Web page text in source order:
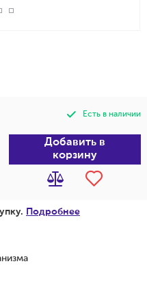
Есть в наличии
Добавить в
корзину
Подробнее